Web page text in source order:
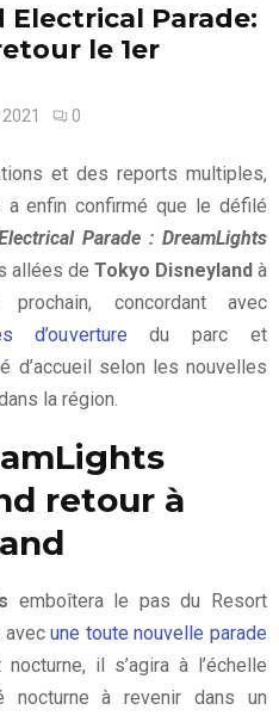
Electrical Parade:
le 1er
0
et des reports multiples,
enfin confirmé que le défilé
Parade : DreamLights
allées de Tokyo Disneyland à
concordant avec
d’ouverture du parc et
d’accueil selon les nouvelles
la région.
retour à
emboîtera le pas du Resort
avecune toute nouvelle parade
il s’agira à l’échelle
nocturne à revenir dans un